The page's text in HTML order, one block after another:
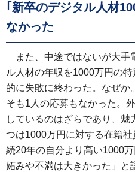
｢新卒のデジタル人材
なかった
また、中途ではないが大手
ル人材の年収を1000万円の
的に失敗に終わった。なぜか
そも1人の応募もなかった。
しているのはざらであり、
つは1000万円に対する在籍
続20年の自分より高い1000
妬みや不満は大きかった」と